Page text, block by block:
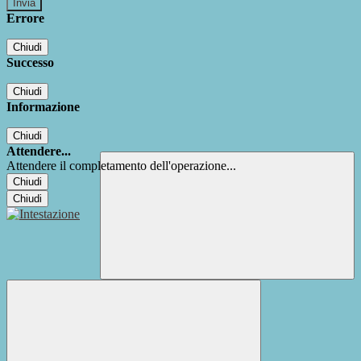
Errore
Chiudi
Successo
Chiudi
Informazione
Chiudi
Attendere...
Attendere il completamento dell'operazione...
Chiudi
Chiudi